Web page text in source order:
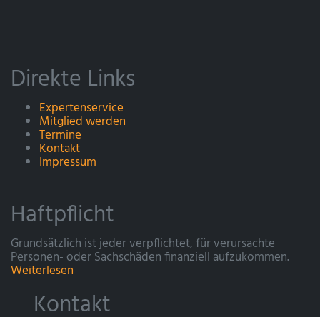
Direkte Links
Expertenservice
Mitglied werden
Termine
Kontakt
Impressum
Haftpflicht
Grundsätzlich ist jeder verpflichtet, für verursachte
Personen- oder Sachschäden finanziell aufzukommen.
Weiterlesen
Kontakt